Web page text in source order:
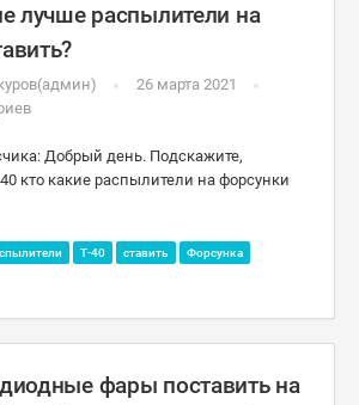
лучше распылители на
26 марта 2021
Добрый день. Подскажите,
кто какие распылители на форсунки
Т-40 ставить
Форсунка
фары поставить на